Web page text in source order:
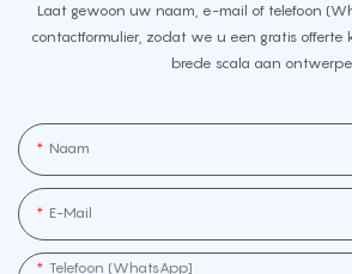
Laat gewoon uw naam, e-mail of telefoon
contactformulier, zodat we u een gratis offerte
brede scala aan
Naam
E-Mail
Telefoon (WhatsApp]